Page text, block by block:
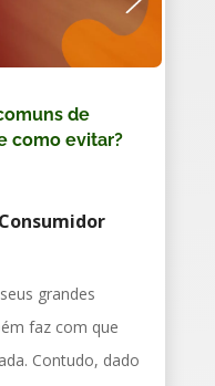
de
como evitar?
grandes
faz com que
Contudo, dado